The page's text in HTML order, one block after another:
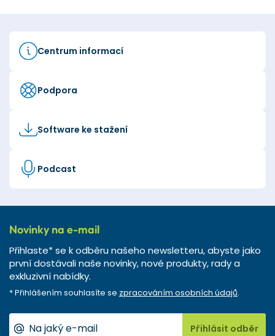
Centrum informací
Podpora
Software ke stažení
Podcast
Novinky na e-mail
Přihlaste* se k odběru našeho newsletteru, abyste jako
první dostávali naše novinky, nové produkty, rady a
exkluzivní nabídky.
* Přihlášením souhlasíte se zpracováním osobních údajů.
Přihlásit odběr